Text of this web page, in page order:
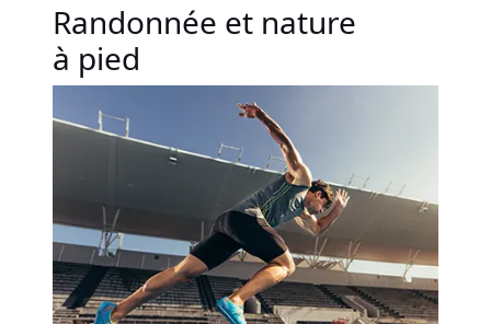
Randonnée et nature
à pied